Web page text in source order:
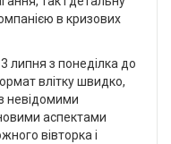
в кризових
липня з понеділка до
влітку швидко,
невідомими
аспектами
вівторка і